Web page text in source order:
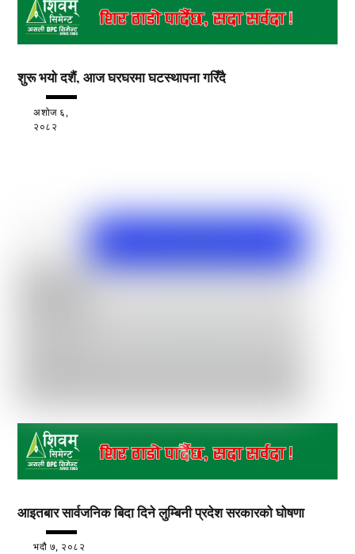
शुरू भयो दशैं, आज घरघरमा घटस्थापना गरिँदै
अशोज ६,
२०८२
आइतबार सार्वजनिक बिदा दिने लुम्बिनी प्रदेश सरकारको घोषणा
भदौ ७, २०८२